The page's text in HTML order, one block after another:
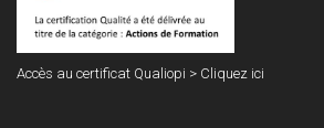
Accès au certificat Qualiopi > Cliquez ici